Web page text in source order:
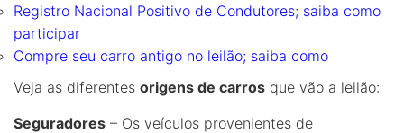
Registro Nacional Positivo de Condutores; saiba como
participar
Compre seu carro antigo no leilão; saiba como
Veja as diferentes origens de carros que vão a leilão:
Seguradores – Os veículos provenientes de